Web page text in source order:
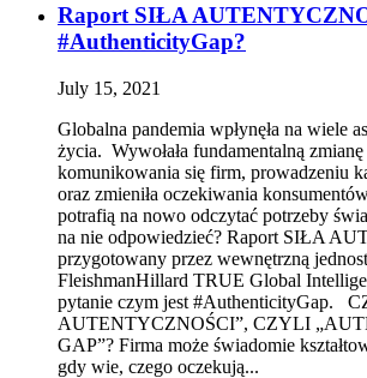
Raport SIŁA
#AuthenticityGap?­
July 15, 2021
Globalna pandemia wpłynęła na wiele
życia. Wywołała fundamentalną
komunikowania się firm, prowadzeniu
oraz zmieniła oczekiwania
potrafią na nowo odczytać potrzeby
na nie odpowiedzieć? Raport SIŁA
przygotowany przez wewnętrzną
FleishmanHillard TRUE Global
pytanie czym jest #AuthenticityGap.
AUTENTYCZNOŚCI”, CZYLI
GAP”? Firma może świadomie
gdy wie, czego oczekują...